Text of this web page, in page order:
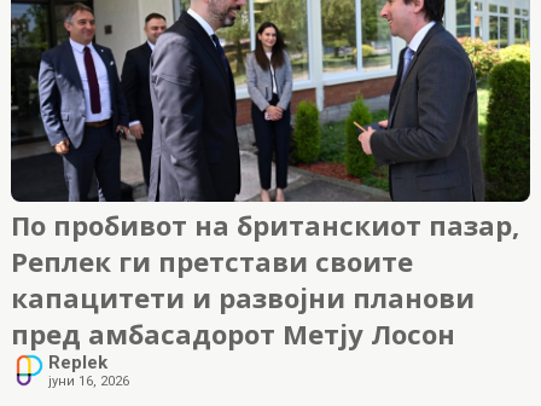
По пробивот на британскиот пазар,
Реплек ги претстави своите
капацитети и развојни планови
пред амбасадорот Метју Лосон
Replek
јуни 16, 2026